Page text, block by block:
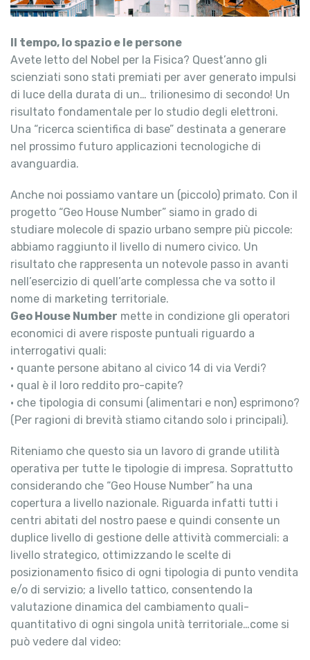
Il tempo, lo spazio e le persone
Avete letto del Nobel per la Fisica? Quest’anno gli
scienziati sono stati premiati per aver generato impulsi
di luce della durata di un… trilionesimo di secondo! Un
risultato fondamentale per lo studio degli elettroni.
Una “ricerca scientifica di base” destinata a generare
nel prossimo futuro applicazioni tecnologiche di
avanguardia.
Anche noi possiamo vantare un (piccolo) primato. Con il
progetto “Geo House Number” siamo in grado di
studiare molecole di spazio urbano sempre più piccole:
abbiamo raggiunto il livello di numero civico. Un
risultato che rappresenta un notevole passo in avanti
nell’esercizio di quell’arte complessa che va sotto il
nome di marketing territoriale.
Geo House Number mette in condizione gli operatori
economici di avere risposte puntuali riguardo a
interrogativi quali:
• quante persone abitano al civico 14 di via Verdi?
• qual è il loro reddito pro-capite?
• che tipologia di consumi (alimentari e non) esprimono?
(Per ragioni di brevità stiamo citando solo i principali).
Riteniamo che questo sia un lavoro di grande utilità
operativa per tutte le tipologie di impresa. Soprattutto
considerando che “Geo House Number” ha una
copertura a livello nazionale. Riguarda infatti tutti i
centri abitati del nostro paese e quindi consente un
duplice livello di gestione delle attività commerciali: a
livello strategico, ottimizzando le scelte di
posizionamento fisico di ogni tipologia di punto vendita
e/o di servizio; a livello tattico, consentendo la
valutazione dinamica del cambiamento quali-
quantitativo di ogni singola unità territoriale…come si
può vedere dal video: